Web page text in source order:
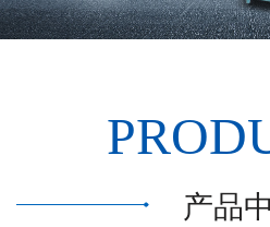
态
荣
程
在
产品